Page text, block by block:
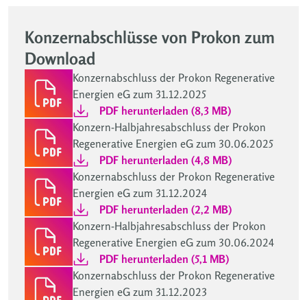
Konzernabschlüsse von Prokon zum
Download
Konzernabschluss der Prokon Regenerative
Energien eG zum 31.12.2025
PDF herunterladen (8,3 MB)
Konzern-Halbjahresabschluss der Prokon
Regenerative Energien eG zum 30.06.2025
PDF herunterladen (4,8 MB)
Konzernabschluss der Prokon Regenerative
Energien eG zum 31.12.2024
PDF herunterladen (2,2 MB)
Konzern-Halbjahresabschluss der Prokon
Regenerative Energien eG zum 30.06.2024
PDF herunterladen (5,1 MB)
Konzernabschluss der Prokon Regenerative
Energien eG zum 31.12.2023